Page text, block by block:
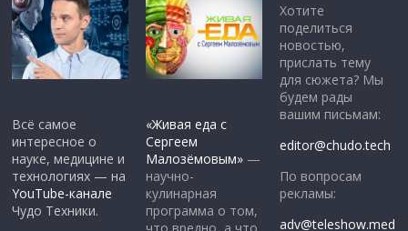
Всё самое
интересное о
науке, медицине и
технологиях — на
YouTube-канале
Чудо Техники.
«Живая еда с
Сергеем
Малозёмовым» —
научно-
кулинарная
программа о том,
Хотите
поделиться
новостью,
прислать тему
для сюжета? Мы
будем рады
вашим письмам:
editor@chudo.tech
По вопросам
рекламы:
adv@teleshow.med